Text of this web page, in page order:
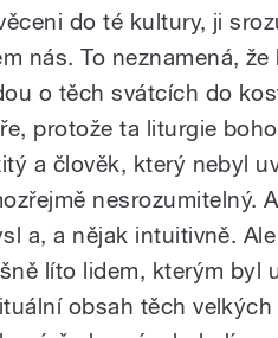
do té kultury, ji
nás. To neznamená,
o těch svátcích do
protože ta liturgie
a člověk, který nebyl
nesrozumitelný.
a, a nějak intuitivně.
líto lidem, kterým byl
obsah těch